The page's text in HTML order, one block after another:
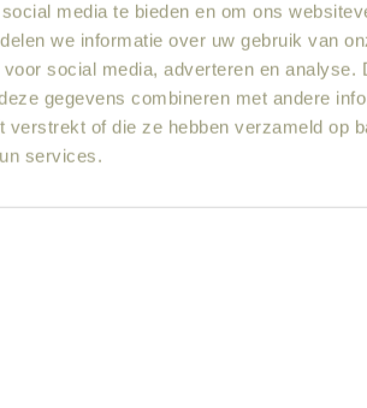
media te bieden en om ons
we informatie over uw gebruik van
social media, adverteren en analyse.
gegevens combineren met andere
verstrekt of die ze hebben verzameld op
services.